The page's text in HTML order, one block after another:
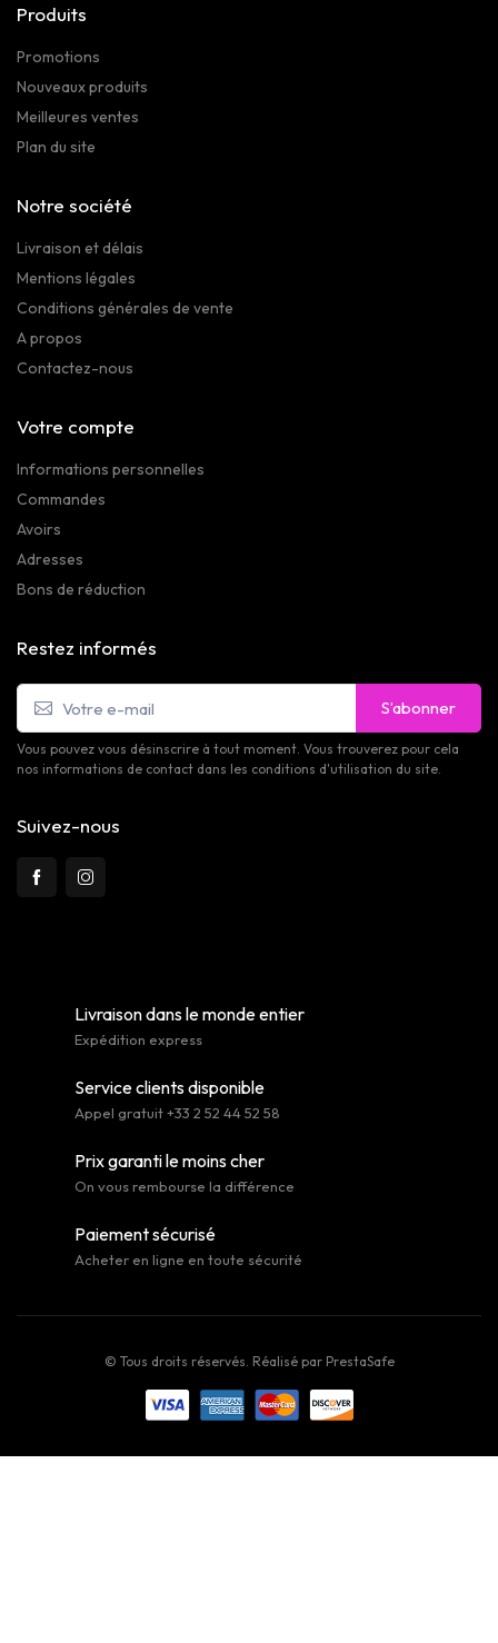
Produits
Promotions
Nouveaux produits
Meilleures ventes
Plan du site
Notre société
Livraison et délais
Mentions légales
Conditions générales de vente
A propos
Contactez-nous
Votre compte
Informations personnelles
Commandes
Avoirs
Adresses
Bons de réduction
Restez informés
S’abonner
Vous pouvez vous désinscrire à tout moment. Vous trouverez pour cela
nos informations de contact dans les conditions d'utilisation du site.
Suivez-nous
Livraison dans le monde entier
Expédition express
Service clients disponible
Appel gratuit +33 2 52 44 52 58
Prix garanti le moins cher
On vous rembourse la différence
Paiement sécurisé
Acheter en ligne en toute sécurité
© Tous droits réservés. Réalisé par PrestaSafe